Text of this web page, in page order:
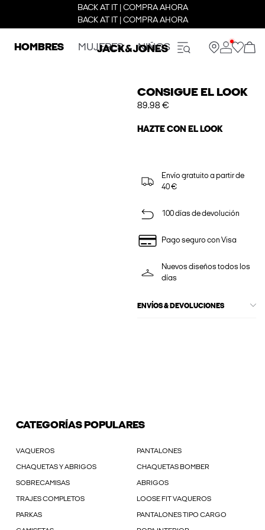
BACK AT IT | COMPRA AHORA
BACK AT IT | COMPRA AHORA
HOMBRES MUJERES NIÑOS
CONSIGUE EL LOOK
89.98 €
HAZTE CON EL LOOK
Envío gratuito a partir de
40 €
100 días de devolución
Pago seguro con Visa
Nuevos diseños todos los
días
ENVÍOS & DEVOLUCIONES
CATEGORÍAS POPULARES
VAQUEROS PANTALONES
CHAQUETAS Y ABRIGOS CHAQUETAS BOMBER
SOBRECAMISAS ABRIGOS
TRAJES COMPLETOS LOOSE FIT VAQUEROS
PARKAS PANTALONES TIPO CARGO